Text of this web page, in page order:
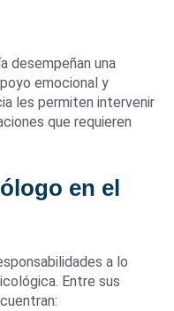
desempeñan una
emocional y
les permiten intervenir
que requieren
en el
a lo
Entre sus